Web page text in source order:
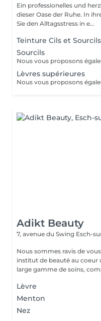
Ein professionelles und
dieser Oase der Ruhe. In
Sie den Alltagsstress in e...
Teinture Cils et
Sourcils
Lèvres supérieures
Adikt Beauty
7, avenue du Swing Esch-
Nous sommes ravis de
institut de beauté au coeur de Belval. Nous
large gamme de soins,
Lèvre
Menton
Nez